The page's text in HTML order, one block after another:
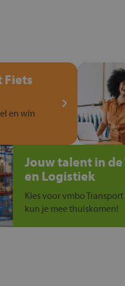
Fiets
en win
Jouw talent in
en Logistiek
Kies voor vmbo
kun je mee thuiskomen!